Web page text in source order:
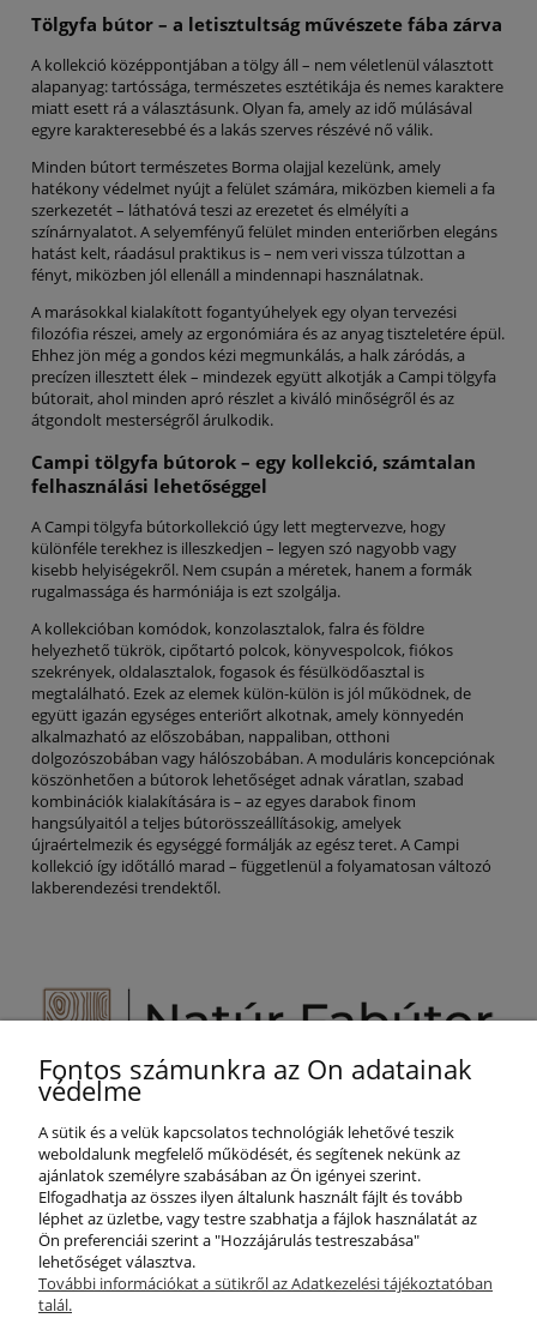
Tölgyfa bútor – a letisztultság művészete fába zárva
A kollekció középpontjában a tölgy áll – nem véletlenül választott
alapanyag: tartóssága, természetes esztétikája és nemes karaktere
miatt esett rá a választásunk. Olyan fa, amely az idő múlásával
egyre karakteresebbé és a lakás szerves részévé nő válik.
Minden bútort természetes Borma olajjal kezelünk, amely
hatékony védelmet nyújt a felület számára, miközben kiemeli a fa
szerkezetét – láthatóvá teszi az erezetet és elmélyíti a
színárnyalatot. A selyemfényű felület minden enteriőrben elegáns
hatást kelt, ráadásul praktikus is – nem veri vissza túlzottan a
fényt, miközben jól ellenáll a mindennapi használatnak.
A marásokkal kialakított fogantyúhelyek egy olyan tervezési
filozófia részei, amely az ergonómiára és az anyag tiszteletére épül.
Ehhez jön még a gondos kézi megmunkálás, a halk záródás, a
precízen illesztett élek – mindezek együtt alkotják a Campi tölgyfa
bútorait, ahol minden apró részlet a kiváló minőségről és az
átgondolt mesterségről árulkodik.
Campi tölgyfa bútorok – egy kollekció, számtalan
felhasználási lehetőséggel
A Campi tölgyfa bútorkollekció úgy lett megtervezve, hogy
különféle terekhez is illeszkedjen – legyen szó nagyobb vagy
kisebb helyiségekről. Nem csupán a méretek, hanem a formák
rugalmassága és harmóniája is ezt szolgálja.
A kollekcióban komódok, konzolasztalok, falra és földre
helyezhető tükrök, cipőtartó polcok, könyvespolcok, fiókos
szekrények, oldalasztalok, fogasok és fésülködőasztal is
megtalálható. Ezek az elemek külön-külön is jól működnek, de
együtt igazán egységes enteriőrt alkotnak, amely könnyedén
alkalmazható az előszobában, nappaliban, otthoni
dolgozószobában vagy hálószobában. A moduláris koncepciónak
köszönhetően a bútorok lehetőséget adnak váratlan, szabad
kombinációk kialakítására is – az egyes darabok finom
hangsúlyaitól a teljes bútorösszeállításokig, amelyek
újraértelmezik és egységgé formálják az egész teret. A Campi
kollekció így időtálló marad – függetlenül a folyamatosan változó
lakberendezési trendektől.
Segítünk Önnek!
info@naturfabutor.hu
SEGÍTSÉG
FIÓKOM
Fontos számunkra az Ön adatainak
védelme
A sütik és a velük kapcsolatos technológiák lehetővé teszik
weboldalunk megfelelő működését, és segítenek nekünk az
ajánlatok személyre szabásában az Ön igényei szerint.
Elfogadhatja az összes ilyen általunk használt fájlt és tovább
léphet az üzletbe, vagy testre szabhatja a fájlok használatát az
Ön preferenciái szerint a "Hozzájárulás testreszabása"
lehetőséget választva.
További információkat a sütikről az Adatkezelési tájékoztatóban
talál.